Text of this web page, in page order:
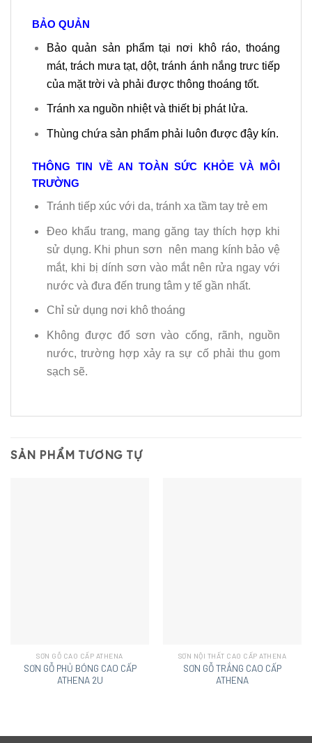
BẢO QUẢN
Bảo quản sản phẩm tại nơi khô ráo, thoáng
mát, trách mưa tạt, dột, tránh ánh nắng trưc tiếp
của mặt trời và phải được thông thoáng tốt.
Tránh xa nguồn nhiệt và thiết bị phát lửa.
Thùng chứa sản phẩm phải luôn được đậy kín.
THÔNG TIN VỀ AN TOÀN SỨC KHỎE VÀ MÔI
TRƯỜNG
Tránh tiếp xúc với da, tránh xa tầm tay trẻ em
Đeo khẩu trang, mang găng tay thích hợp khi
sử dụng. Khi phun sơn nên mang kính bảo vệ
mắt, khi bị dính sơn vào mắt nên rửa ngay với
nước và đưa đến trung tâm y tế gần nhất.
Chỉ sử dụng nơi khô thoáng
Không được đổ sơn vào cống, rãnh, nguồn
nước, trường hợp xảy ra sự cố phải thu gom
sạch sẽ.
SẢN PHẨM TƯƠNG TỰ
SƠN GỖ CAO CẤP ATHENA
SƠN GỖ PHỦ BÓNG CAO CẤP
ATHENA 2U
SƠN NỘI THẤT CAO CẤP ATHENA
SƠN GỖ TRẮNG CAO CẤP
ATHENA